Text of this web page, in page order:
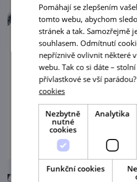
Černá je nejlepší -
horníky do Zbýšova
Uhlí u Brna? Černé a
v deseti dolech od
Nejhlubší štoly ve
Pomáhají se zlepšením
tomto webu, abychom
stránek a tak. Samozřejmě
souhlasem. Odmítnutí
nepříznivě ovlivnit některé
webu. Tak co si dáte –
přívlastkové se vší
cookies
Nezbytně
nutné
cookies
Analytika
Funkční cookies